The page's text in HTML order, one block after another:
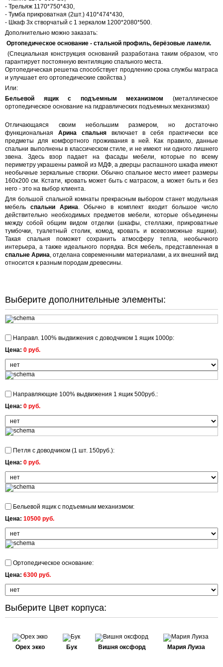
- Трельяж 1170*750*430,
- Тумба прикроватная (2шт.) 410*474*430,
- Шкаф 3х створчатый с 1 зеркалом 1200*2080*500.
Дополнительно можно заказать:
Ортопедическое основание - стальной профиль, берёзовые ламели.
(Специальная конструкция оснований разработана таким образом, что
гарантирует постоянную вентиляцию спального места.
Ортопедическая решетка способствует продлению срока службы матраса
и улучшает его ортопедические свойства.)
Или:
Бельевой ящик с подъемным механизмом
(металлическое
ортопедическое основание на гидравлических подъемных механизмах)
Отличающаяся своим небольшим размером, но достаточно
функциональная Арина спальнявключает в себя практически все
предметы для комфортного проживания в ней. Как правило, данные
спальни выполнены в классическом стиле, и не имеют ни одного лишнего
звена. Здесь взор падает на фасады мебели, которые по всему
периметру украшены рамкой из МДФ, а дверцы распашного шкафа имеют
необычные зеркальные створки. Обычно спальное место имеет размеры
160х200 см. Кстати, кровать может быть с матрасом, а может быть и без
него - это на выбор клиента.
Для большой спальной комнаты прекрасным выбором станет модульная
мебель спальни Арина. Обычно в комплект входит большое число
действительно необходимых предметов мебели, которые объединены
между собой общим видом отделки (шкафы, стеллажи, прикроватные
тумбочки, туалетный столик, комод, кровать и всевозможные ящики).
Такая спальня поможет сохранить атмосферу тепла, необычного
интерьера, а также идеального порядка. Вся мебель, представленная в
спальне Арина, отделана современными материалами, а их внешний вид
относится к разным породам древесины.
Выберите дополнительные элементы:
Направл. 100% выдвижения с доводчиком 1 ящик 1000р:
Цена: 0 руб.
Направляющие 100% выдвижения 1 ящик 500руб.:
Цена: 0 руб.
Петля с доводчиком (1 шт. 150руб.):
Цена: 0 руб.
Бельевой ящик с подъемным механизмом:
Цена: 10500 руб.
Ортопедическое основание:
Цена: 6300 руб.
Выберите Цвет корпуса:
Орех экко Бук Вишня оксфорд Мария Луиза